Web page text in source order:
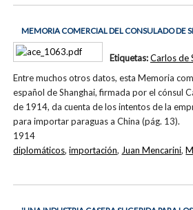
MEMORIA COMERCIAL DEL CONSULADO DE
Entre muchos otros datos, esta Memoria
español de Shanghai, firmada por el cónsul
de 1914, da cuenta de los intentos de la
para importar paraguas a China (pág. 13).
1914
Etiquetas:Carlos de
diplomáticos,importación, Juan Mencarini,